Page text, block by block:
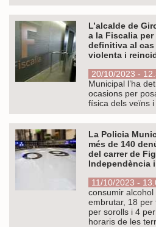
L’alcalde de
a la Fiscalia
definitiva al cas
violenta i
20/10/2023 -
Municipal l’ha
ocasions per
física dels veïns i
La Policia
més de 140
del carrer de
Independència
11/10/2023 -
consumir
embrutar, 18 per
per sorolls i 4
horaris de les